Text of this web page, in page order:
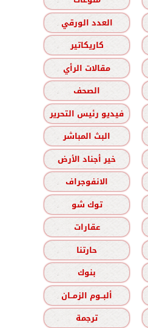
العدد الورقي
كاريكاتير
مقالات الرأي
الصحف
فيديو رئيس التحرير
البث المباشر
خير أجناد الأرض
الانفوجراف
توك شو
عقارات
حارتنا
بنوك
ألبــوم الزمــان
ترجمة